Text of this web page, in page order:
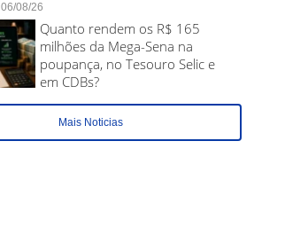
06/08/26
Quanto rendem os R$ 165
milhões da Mega-Sena na
poupança, no Tesouro Selic e
em CDBs?
Mais Noticias